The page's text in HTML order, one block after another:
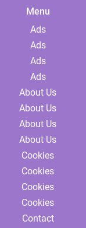
Menu
Ads
Ads
Ads
Ads
About Us
About Us
About Us
About Us
Cookies
Cookies
Cookies
Cookies
Contact